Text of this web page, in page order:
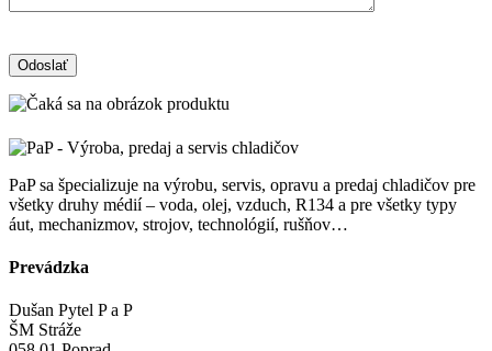
PaP sa špecializuje na výrobu, servis, opravu a predaj chladičov pre
všetky druhy médií – voda, olej, vzduch, R134 a pre všetky typy
áut, mechanizmov, strojov, technológií, rušňov…
Prevádzka
Dušan Pytel P a P
ŠM Stráže